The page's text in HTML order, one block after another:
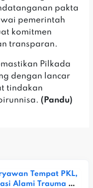
pakta
pemerintah
komitmen
transparan.
Pilkada
dengan lancar
tindakan
(Pandu)
Tempat PKL,
Alami Trauma